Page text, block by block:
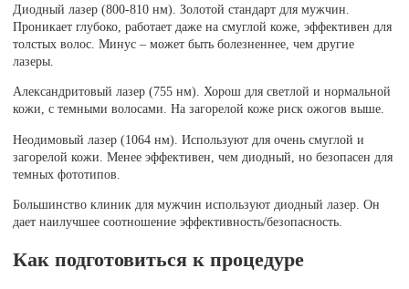
Диодный лазер (800-810 нм). Золотой стандарт для мужчин.
Проникает глубоко, работает даже на смуглой коже, эффективен для
толстых волос. Минус – может быть болезненнее, чем другие
лазеры.
Александритовый лазер (755 нм). Хорош для светлой и нормальной
кожи, с темными волосами. На загорелой коже риск ожогов выше.
Неодимовый лазер (1064 нм). Используют для очень смуглой и
загорелой кожи. Менее эффективен, чем диодный, но безопасен для
темных фототипов.
Большинство клиник для мужчин используют диодный лазер. Он
дает наилучшее соотношение эффективность/безопасность.
Как подготовиться к процедуре